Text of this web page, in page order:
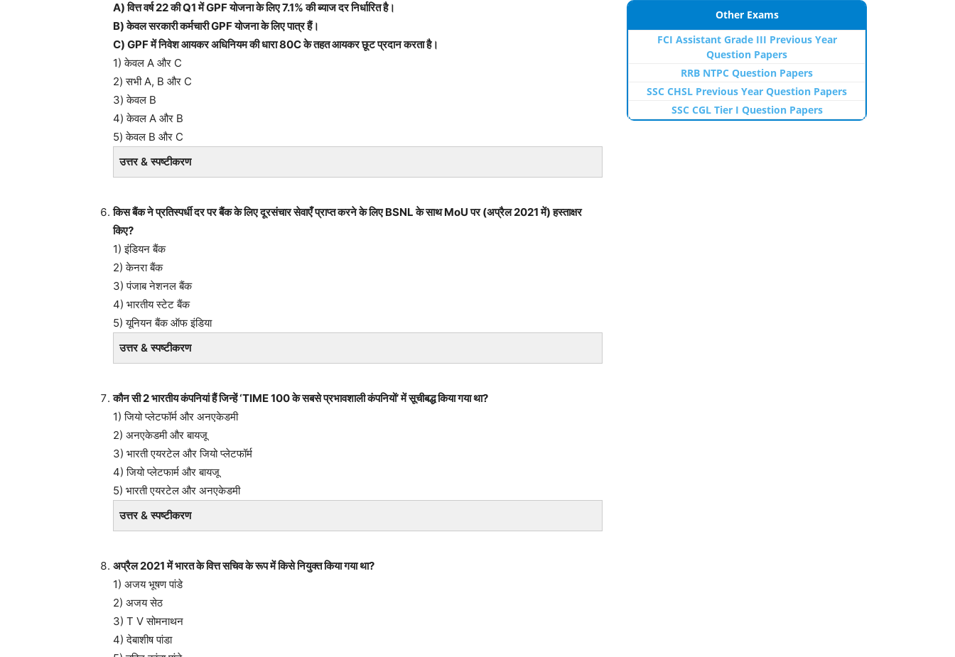
A) वित्त वर्ष 22 की Q1 में GPF योजना के लिए 7.1% की ब्याज दर निर्धारित है।
B) केवल सरकारी कर्मचारी GPF योजना के लिए पात्र हैं।
C) GPF में निवेश आयकर अधिनियम की धारा 80C के तहत आयकर छूट प्रदान करता है।
1) केवल A और C
2) सभी A, B और C
3) केवल B
4) केवल A और B
5) केवल B और C
उत्तर & स्पष्टीकरण
किस बैंक ने प्रतिस्पर्धी दर पर बैंक के लिए दूरसंचार सेवाएँ प्राप्त करने के लिए BSNL के साथ MoU पर (अप्रैल 2021 में) हस्ताक्षर
किए?
1) इंडियन बैंक
2) केनरा बैंक
3) पंजाब नेशनल बैंक
4) भारतीय स्टेट बैंक
5) यूनियन बैंक ऑफ इंडिया
उत्तर & स्पष्टीकरण
कौन सी 2 भारतीय कंपनियां हैं जिन्हें ‘TIME 100 के सबसे प्रभावशाली कंपनियों’ में सूचीबद्ध किया गया था?
1) जियो प्लेटफॉर्म और अनएकेडमी
2) अनएकेडमी और बायजू
3) भारती एयरटेल और जियो प्लेटफॉर्म
4) जियो प्लेटफार्म और बायजू
5) भारती एयरटेल और अनएकेडमी
उत्तर & स्पष्टीकरण
अप्रैल 2021 में भारत के वित्त सचिव के रूप में किसे नियुक्त किया गया था?
1) अजय भूषण पांडे
2) अजय सेठ
3) T V सोमनाथन
4) देबाशीष पांडा
Other Exams
FCI Assistant Grade III Previous Year
Question Papers
RRB NTPC Question Papers
SSC CHSL Previous Year Question Papers
SSC CGL Tier I Question Papers